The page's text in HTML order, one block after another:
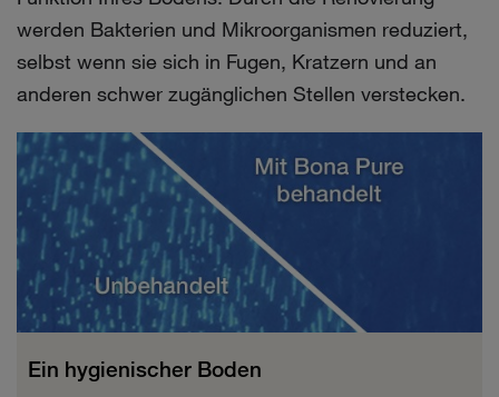
werden Bakterien und Mikroorganismen reduziert,
selbst wenn sie sich in Fugen, Kratzern und an
anderen schwer zugänglichen Stellen verstecken.
Ein hygienischer Boden